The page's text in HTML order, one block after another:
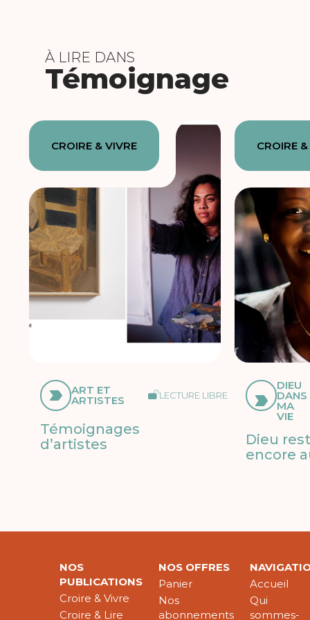
À LIRE DANS
Témoignage
CROIRE & VIVRE
ART ET
ARTISTES LECTURE LIBRE
Témoignages
d’artistes
CROIRE
DIEU
DANS
MA
VIE
Dieu
encore
NOS
PUBLICATIONS
Croire & Vivre
Croire & Lire
NOS OFFRES
Panier
Nos
abonnements
Accueil
Qui
sommes-